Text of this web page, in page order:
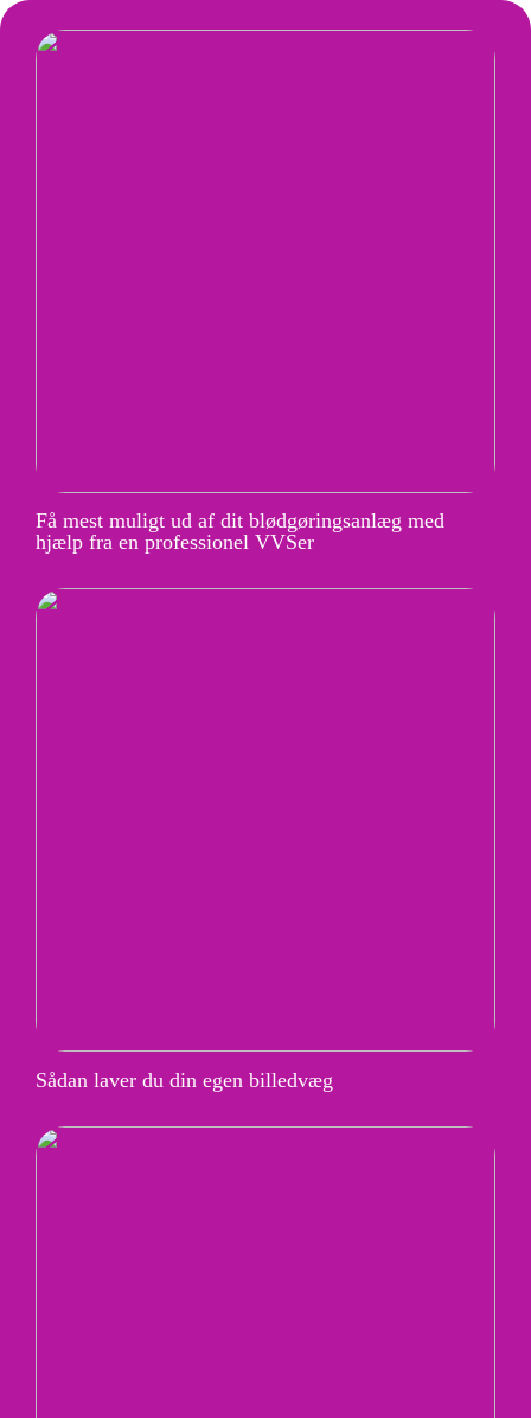
Få mest muligt ud af dit blødgøringsanlæg med
hjælp fra en professionel VVSer
Sådan laver du din egen billedvæg